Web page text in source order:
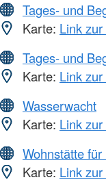
Tages- und
Karte: Link
Tages- und
Karte: Link
Wasserwacht
Karte: Link
Wohnstätte
Karte: Link